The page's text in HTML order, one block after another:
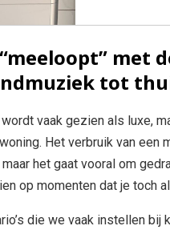
met
tot
vaak gezien als luxe,
Het verbruik van
het gaat vooral om
op momenten dat je toch
die we vaak instellen bij